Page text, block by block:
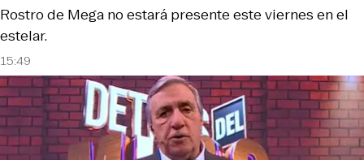
15:49
Rostro de Mega no estará presente este viernes en el
estelar.